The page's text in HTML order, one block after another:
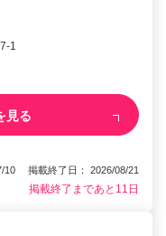
1
見る
10 掲載終了日： 2026/08/21
掲載終了まであと11日